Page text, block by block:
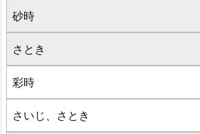
砂時
さとき
彩時
さいじ、さとき